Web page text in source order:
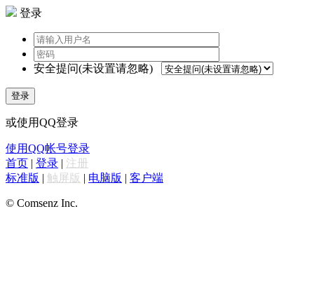
登录
安全提问(未设置请忽略)
登录
或使用QQ登录
使用QQ帐号登录
首页 | 登录 | 注册
标准版 | 触屏版 | 电脑版 | 客户端
© Comsenz Inc.